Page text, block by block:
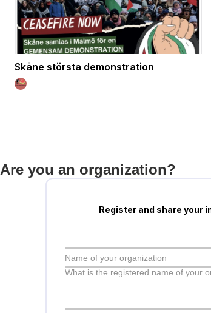
Skåne största demonstration
Are you an organization?
Register and share your
Name of your organization
What is the registered name of your